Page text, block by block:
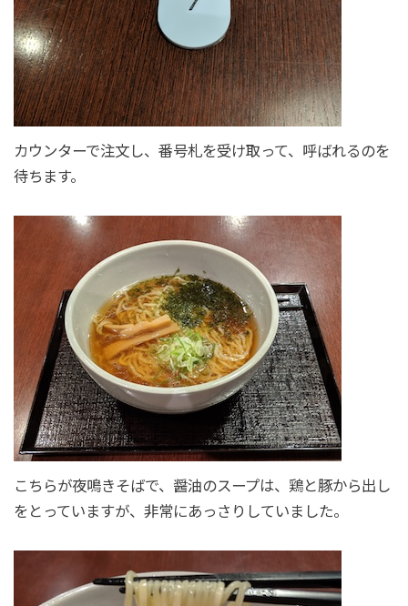
カウンターで注文し、番号札を受け取って、呼ばれるのを
待ちます。
こちらが夜鳴きそばで、醤油のスープは、鶏と豚から出し
をとっていますが、非常にあっさりしていました。